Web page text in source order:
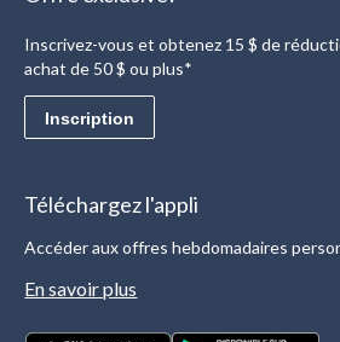
Inscrivez-vous et obtenez 15 $ de
achat de 50 $ ou plus*
Inscription
Téléchargez l'appli
Accéder aux offres hebdomadaires
En savoir plus